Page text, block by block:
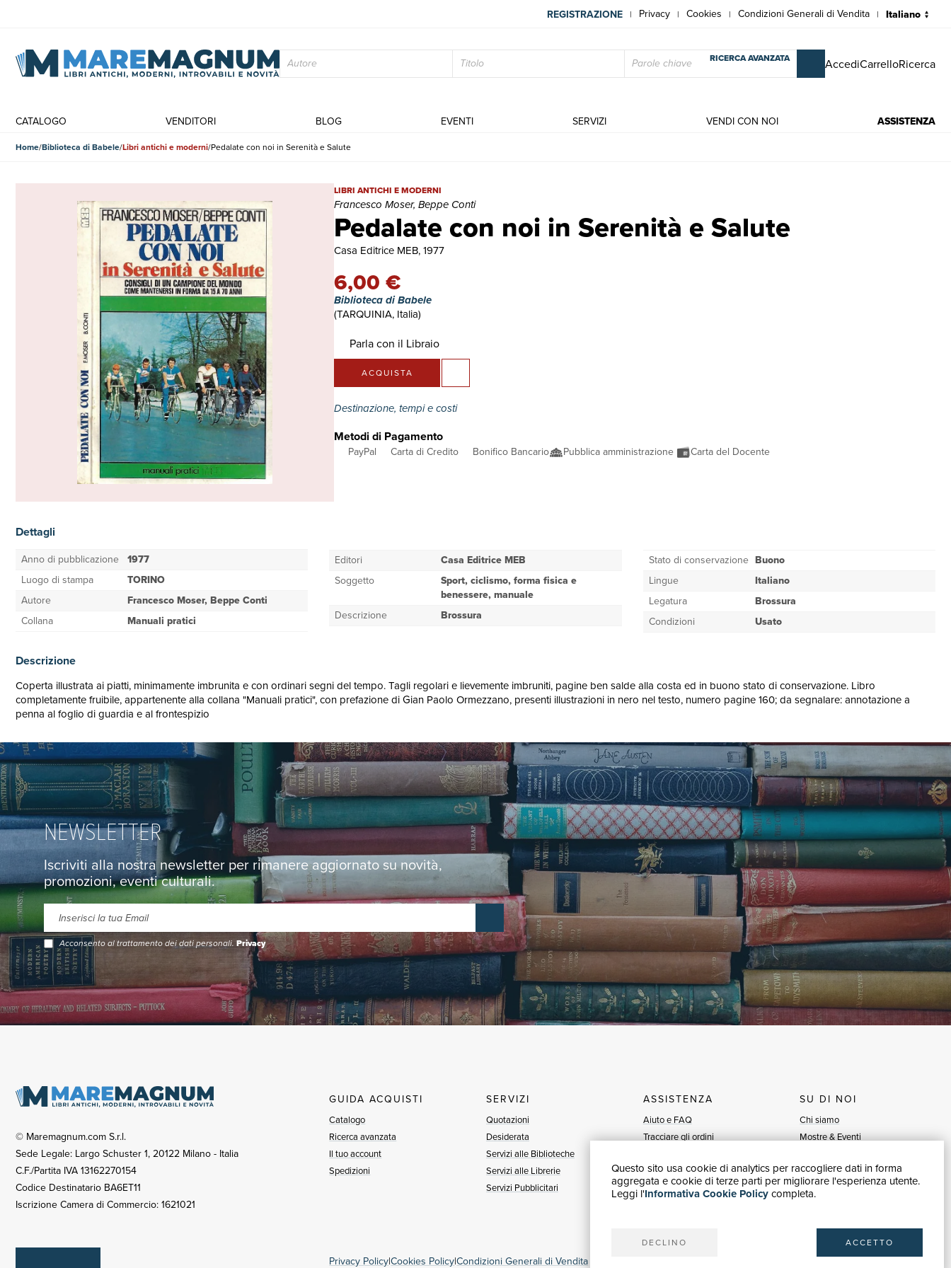
Questo sito usa cookie di analytics per raccogliere dati in forma
aggregata e cookie di terze parti per migliorare l'esperienza utente.
Leggi l'Informativa Cookie Policycompleta.
DECLINO ACCETTO
REGISTRAZIONE | Privacy | Cookies | Condizioni Generali di Vendita |
RICERCA AVANZATA AccediCarrelloRicerca
CATALOGO VENDITORI BLOG EVENTI SERVIZI VENDI CON NOI ASSISTENZA
Home Biblioteca di Babele Libri antichi e moderni Pedalate con noi in Serenità e Salute
Pedalate con noi in Serenità e Salute
Pedalate con noi in Serenità e Salute | Libri antichi e moderni | Francesco Moser, Beppe Conti
LIBRI ANTICHI E MODERNI
Francesco Moser, Beppe Conti
Casa Editrice MEB, 1977
6,00 €
Biblioteca di Babele
(TARQUINIA, Italia)
Parla con il Libraio
ACQUISTA
Destinazione, tempi e costi
Metodi di Pagamento
PayPal Carta di Credito Bonifico Bancario Pubblica amministrazione Carta del Docente
Dettagli
Anno di pubblicazione 1977
Luogo di stampa
TORINO
Autore
Francesco Moser, Beppe Conti
Collana
Manuali pratici
Editori
Casa Editrice MEB
Soggetto
Sport, ciclismo, forma fisica e
benessere, manuale
Descrizione
Brossura
Stato di conservazione Buono
Lingue
Italiano
Legatura
Brossura
Condizioni
Usato
Descrizione
Coperta illustrata ai piatti, minimamente imbrunita e con ordinari segni del tempo. Tagli regolari e lievemente imbruniti, pagine ben salde alla costa ed in buono stato di conservazione. Libro
completamente fruibile, appartenente alla collana "Manuali pratici", con prefazione di Gian Paolo Ormezzano, presenti illustrazioni in nero nel testo, numero pagine 160; da segnalare: annotazione a
penna al foglio di guardia e al frontespizio
NEWSLETTER
Iscriviti alla nostra newsletter per rimanere aggiornato su novità,
promozioni, eventi culturali.
Acconsento al trattamento dei dati personali.Privacy
© Maremagnum.com S.r.l.
Sede Legale: Largo Schuster 1, 20122 Milano - Italia
C.F./Partita IVA 13162270154
Codice Destinatario BA6ET11
Iscrizione Camera di Commercio: 1621021
GUIDA ACQUISTI
Catalogo
Ricerca avanzata
Il tuo account
Spedizioni
SERVIZI
Quotazioni
Desiderata
Servizi alle Biblioteche
Servizi alle Librerie
Servizi Pubblicitari
ASSISTENZA
Aiuto e FAQ
Tracciare gli ordini
Fatturazione
Carta del Docente / 18App
SU DI NOI
Chi siamo
Mostre & Eventi
Blog
Vendi con noi
Privacy Policy|Cookies Policy|Condizioni Generali di Vendita